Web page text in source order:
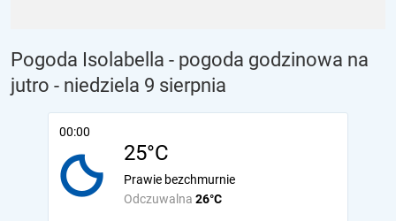
Pogoda Isolabella - pogoda godzinowa na
jutro - niedziela 9 sierpnia
00:00
25°C
Odczuwalna 26°C
Prawie bezchmurnie